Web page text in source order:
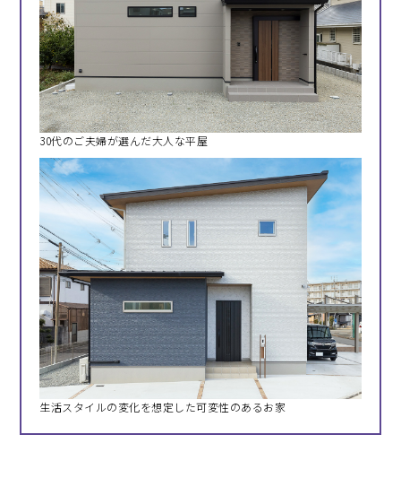
30代のご夫婦が選んだ大人な平屋
生活スタイルの変化を想定した可変性のあるお家